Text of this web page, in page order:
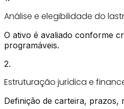
Análise e elegibilidade do
O ativo é avaliado conforme
programáveis.
2.
Estruturação jurídica e
Definição de carteira, prazos,